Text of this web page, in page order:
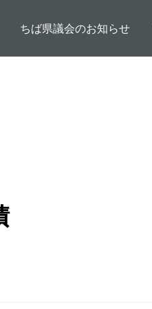
ョン
ちば県議会のお知らせ